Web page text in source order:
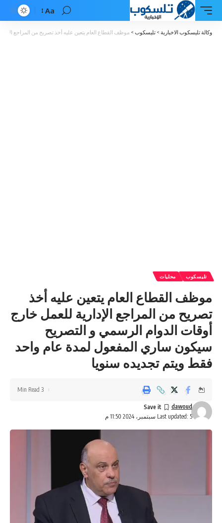
Font
Aa
وكالة تليسكوب الاخبارية > تليسكوب > موظف القطاع العام يتعين عليه أخذ تصريح من المراجع
تليسكوب محليات
موظف القطاع العام يتعين عليه أخذ
تصريح من المراجع الإدارية للعمل خارج
أوقات الدوام الرسمي و التصريح
سيكون ساري المفعول لمدة عام واحد
فقط ويتم تجديده سنويا
Last updated: 5 سبتمبر، 2024 11:50 م
dawoud
3 Min Read